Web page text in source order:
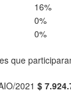
16%
0%
0%
que
2021 $